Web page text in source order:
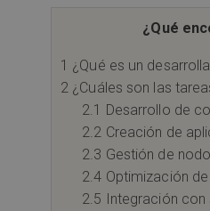
¿Qué
1 ¿Qué es un
2 ¿Cuáles son las
2.1 Desarrollo de
2.2 Creación de
2.3 Gestión de
2.4 Optimización
2.5 Integración